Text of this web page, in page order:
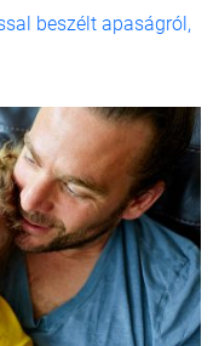
beszélt apaságról,